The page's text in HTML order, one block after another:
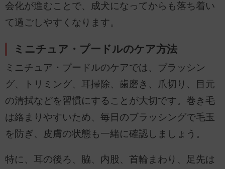
会化が進むことで、成犬になってからも落ち着い
て過ごしやすくなります。
ミニチュア・プードルのケア方法
ミニチュア・プードルのケアでは、ブラッシン
グ、トリミング、耳掃除、歯磨き、爪切り、目元
の清拭などを習慣にすることが大切です。巻き毛
は絡まりやすいため、毎日のブラッシングで毛玉
を防ぎ、皮膚の状態も一緒に確認しましょう。
特に、耳の後ろ、脇、内股、首輪まわり、足先は